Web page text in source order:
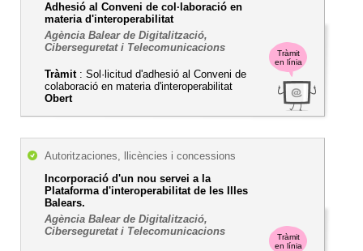
Tràmit
en línia
Adhesió al Conveni de col·laboració en
materia d'interoperabilitat
Agència Balear de Digitalització,
Ciberseguretat i Telecomunicacions
Tràmit: Sol·licitud d'adhesió al Conveni de
colaboració en materia d'interoperabilitat
Obert
Tràmit
en línia
Autoritzaciones, llicències i concessions
Incorporació d'un nou servei a la
Plataforma d'interoperabilitat de les Illes
Balears.
Agència Balear de Digitalització,
Ciberseguretat i Telecomunicacions